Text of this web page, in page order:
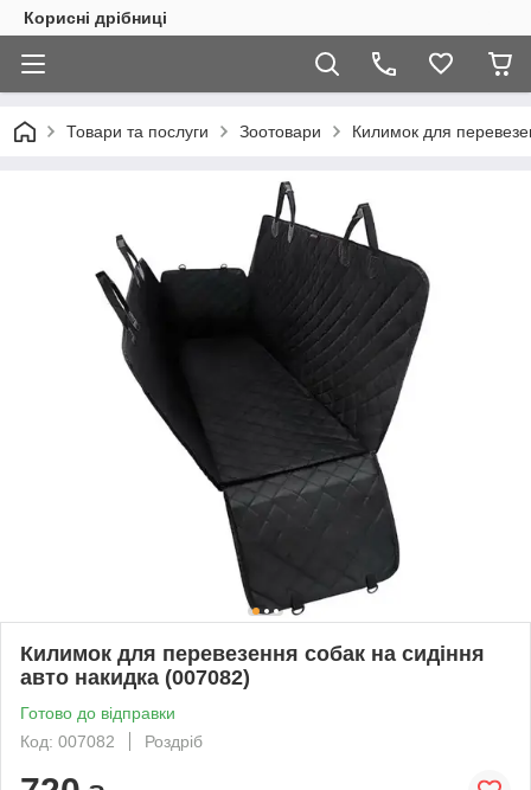
Корисні дрібниці
Товари та послуги Зоотовари Килимок для
Килимок для перевезення собак на сидіння
авто накидка (007082)
Готово до відправки
Код: 007082
Роздріб